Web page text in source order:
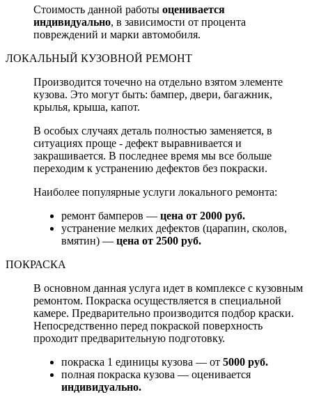
Стоимость данной работы оценивается
индивидуально, в зависимости от процента
повреждений и марки автомобиля.
ЛОКАЛЬНЫЙ КУЗОВНОЙ РЕМОНТ
Производится точечно на отдельно взятом элементе
кузова. Это могут быть: бампер, двери, багажник,
крылья, крыша, капот.
В особых случаях деталь полностью заменяется, в
ситуациях проще - дефект выравнивается и
закрашивается. В последнее время мы все больше
переходим к устранению дефектов без покраски.
Наиболее популярные услуги локального ремонта:
ремонт бамперов — цена от 2000 руб.
устранение мелких дефектов (царапин, сколов,
вмятин) — цена от 2500 руб.
ПОКРАСКА
В основном данная услуга идет в комплексе с кузовным
ремонтом. Покраска осуществляется в специальной
камере. Предварительно производится подбор краски.
Непосредственно перед покраской поверхность
проходит предварительную подготовку.
покраска 1 единицы кузова — от 5000 руб.
полная покраска кузова — оценивается
индивидуально.